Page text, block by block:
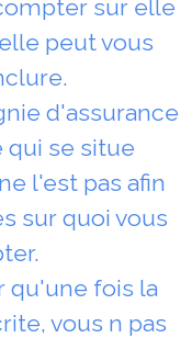
sur elle
peut vous
d'assurance
se situe
l'est pas afin
sur quoi vous
qu'une fois la
vous n pas